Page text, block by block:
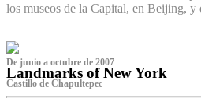
los museos de la Capital, en Beijing,
De junio a octubre de 2007
Landmarks of New York
Castillo de Chapultepec